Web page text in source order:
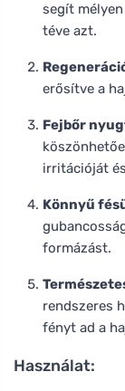
segít
téve azt.
erősítve a
Fejbőr
irritációját
Könnyű
formázást.
rendszeres
fényt ad a
Használat: